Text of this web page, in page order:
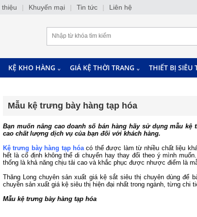
KỆ KHO HÀNG GIÁ KỆ THỜI TRANG THIẾT BỊ SIÊU
Mẫu kệ trưng bày hàng tạp hóa
Bạn muốn nâng cao doanh số bán hàng hãy sử dụng mẫu
cao chất lượng dịch vụ của bạn đối với khách hàng.
Kệ trưng bày hàng tạp hóacó thể được làm từ nhiều chất liệu
hết là cố định không thể di chuyển hay thay đổi theo ý mình
thống là khả năng chịu tải cao và khắc phục được nhược điểm là
Thăng Long chuyên sản xuất giá kệ sắt siêu thị chuyên dùng
chuyền sản xuất giá kệ siêu thị hiện đại nhất trong ngành, từng
Mẫu kệ trưng bày hàng tạp hóa
thiệu | Khuyến mại | Tin tức | Liên hệ